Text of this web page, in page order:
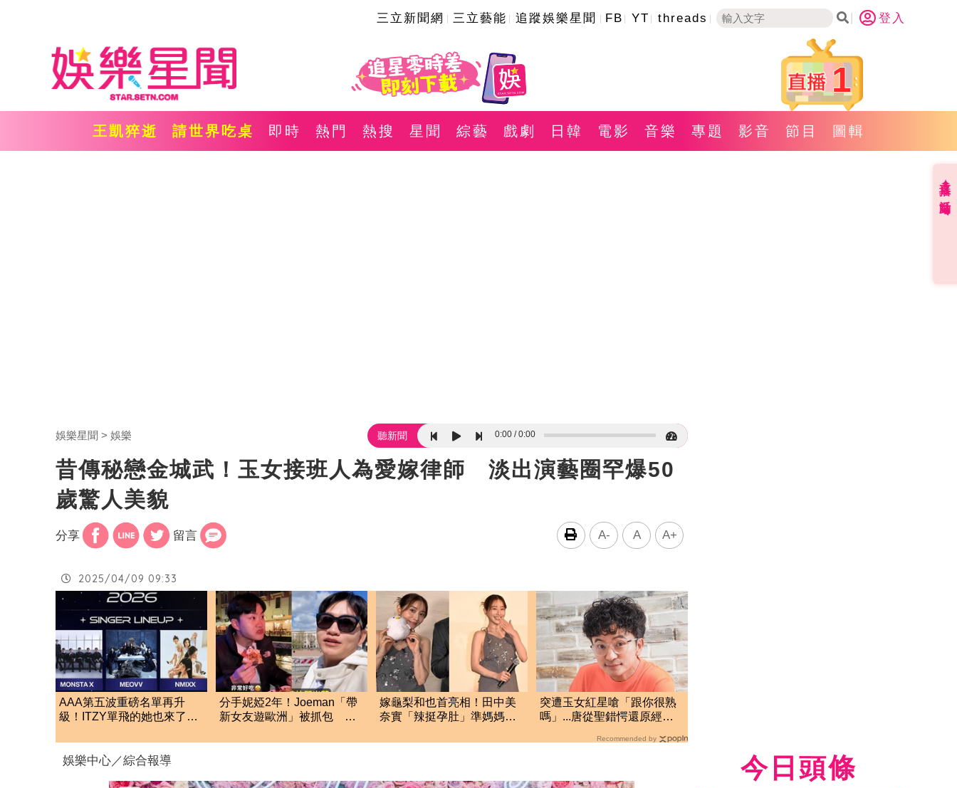
三立新聞網 三立藝能 追蹤娛樂星聞 FB YT threads 登入
1
王凱猝逝 請世界吃桌 即時 熱門 熱搜 星聞 綜藝 戲劇 日韓 電影 音樂 專題 影音 節目 圖輯
娛樂星聞 娛樂 聽新聞 0:00 0:00
昔傳秘戀金城武！玉女接班人為愛嫁律師 淡出演藝圈罕爆50
歲驚人美貌
分享 留言 A- A A+
2025/04/09 09:33
AAA第五波重磅名單再升
級！ITZY單飛的她也來了
分手妮婭2年！Joeman「帶
新女友遊歐洲」被抓包 阿
嫁龜梨和也首亮相！田中美
奈實「辣挺孕肚」準媽媽被
突遭玉女紅星嗆「跟你很熟
嗎」...唐從聖錯愕還原經
Recommended by
娛樂中心／綜合報導 今日頭條
直播✦活動